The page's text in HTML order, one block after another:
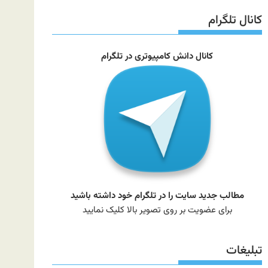
سایت
کانال تلگرام
کانال دانش کامپیوتری در تلگرام
مطالب جدید سایت را در تلگرام خود داشته باشید
برای عضویت بر روی تصویر بالا کلیک نمایید
تبلیغات